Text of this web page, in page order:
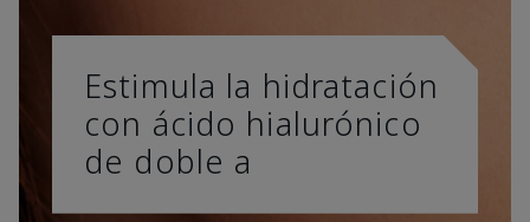
Estimula la hidratación
con ácido hialurónico
de doble a